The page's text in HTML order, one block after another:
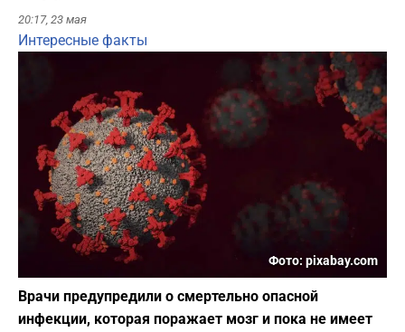
20:17, 23 мая
Интересные факты
Фото: pixabay.com
Врачи предупредили о смертельно опасной
инфекции, которая поражает мозг и пока не имеет